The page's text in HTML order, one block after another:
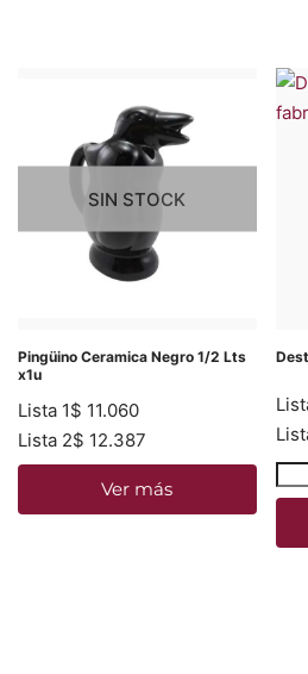
SIN STOCK
Pingüino Ceramica Negro 1/2 Lts
x1u
Lista 1$ 11.060
Lista 2$ 12.387
Ver más